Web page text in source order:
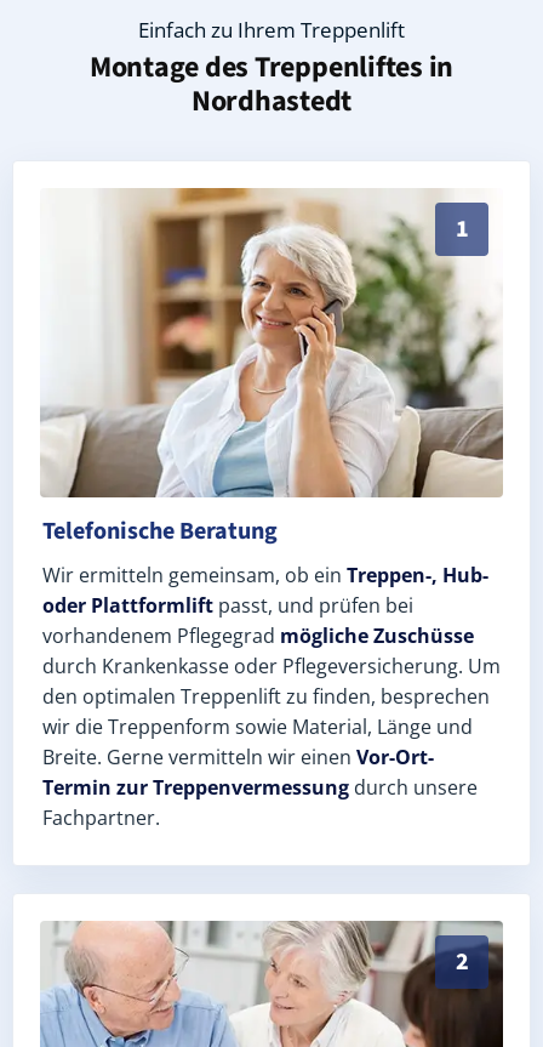
Einfach zu Ihrem Treppenlift
Montage des Treppenliftes in
Nordhastedt
1
Persönliche Treppenlift-Beratung in Nordhastedt
Telefonische Beratung
Wir ermitteln gemeinsam, ob ein Treppen-, Hub-
oder Plattformlift passt, und prüfen bei
vorhandenem Pflegegrad mögliche Zuschüsse
durch Krankenkasse oder Pflegeversicherung. Um
den optimalen Treppenlift zu finden, besprechen
wir die Treppenform sowie Material, Länge und
Breite. Gerne vermitteln wir einen Vor-Ort-
Termin zur Treppenvermessung durch unsere
Fachpartner.
2
Exaktes Aufmaß in Nordhastedt (Landkreis